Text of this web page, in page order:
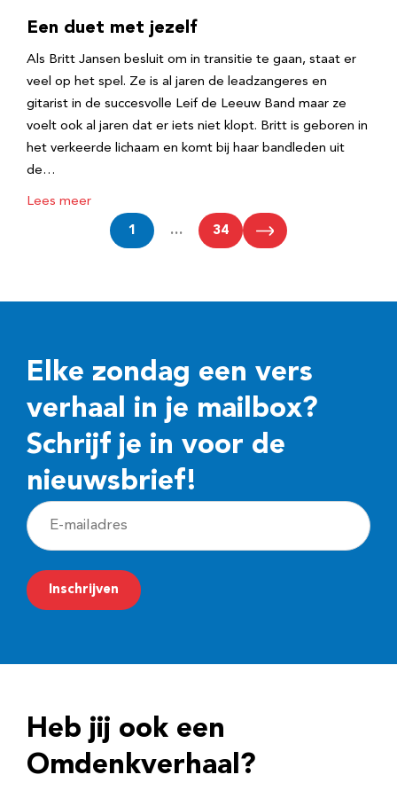
Een duet met jezelf
Als Britt Jansen besluit om in transitie te gaan, staat er
veel op het spel. Ze is al jaren de leadzangeres en
gitarist in de succesvolle Leif de Leeuw Band maar ze
voelt ook al jaren dat er iets niet klopt. Britt is geboren in
het verkeerde lichaam en komt bij haar bandleden uit
de…
Lees meer
1 … 34
Elke zondag een vers
verhaal in je mailbox?
Schrijf je in voor de
nieuwsbrief!
E
-
m
a
r
e
Inschrijven
Heb jij ook een
Omdenkverhaal?